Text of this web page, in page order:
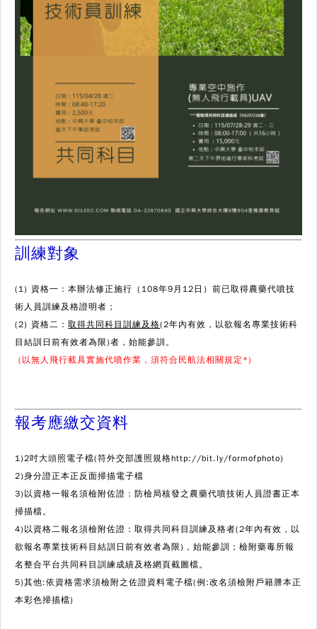
訓練對象
(1) 資格一：本辦法修正施行（108年9月12日）前已取得農藥代噴技
術人員訓練及格證明者；
(2) 資格二： 取得共同科目訓練及格(2年內有效，以欲報名專業技術科
目結訓日前有效者為限)者，始能參訓。
(以無人飛行載具實施代噴作業，須符合民航法相關規定*)
報考應繳交資料
1)2吋大頭照電子檔(符外交部護照規格http://bit.ly/formofphoto)
2)身分證正本正反面掃描電子檔
3)以資格一報名須檢附佐證：防檢局核發之農藥代噴技術人員證書正本
掃描檔。
4)以資格二報名須檢附佐證：取得共同科目訓練及格者(2年內有效，以
欲報名專業技術科目結訓日前有效者為限)，始能參訓；檢附藥毒所報
名整合平台共同科目訓練成績及格網頁截圖檔。
5)其他:依資格需求須檢附之佐證資料電子檔(例:改名須檢附戶籍謄本正
本彩色掃描檔)